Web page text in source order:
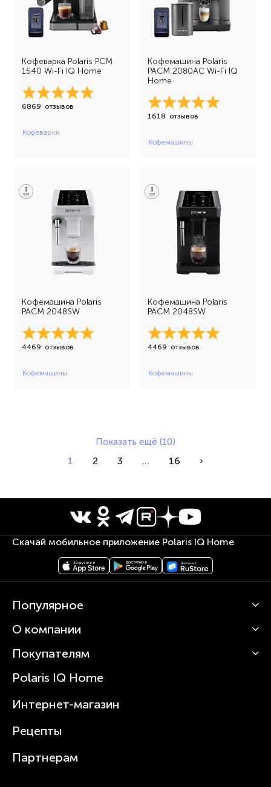
Кофеварка Polaris PCM
1540 Wi-Fi IQ Home
6869 отзывов
Кофеварки
Кофемашина Polaris
PACM 2080AC Wi-Fi IQ
Home
1618 отзывов
Кофемашины
Кофемашина Polaris
PACM 2048SW
4469 отзывов
Кофемашины
Кофемашина Polaris
PACM 2048SW
4469 отзывов
Кофемашины
Показать ещё (10)
1 2 3 ... 16 ›
Скачай мобильное приложение Polaris IQ Home
Популярное
Кофемашины
Вертикальные пылесосы
Зубные щетки и ирригаторы
Увлажнители
Посуда
О компании
О Polaris
Статьи
Покупателям
Сервисные центры
Где купить
Polaris IQ Home
Интернет-магазин
Рецепты
Партнерам